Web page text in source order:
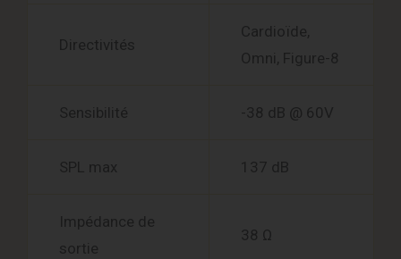
Directivités
Cardioïde,
Omni, Figure-8
Sensibilité -38 dB @ 60V
SPL max 137 dB
Impédance de
sortie
38 Ω